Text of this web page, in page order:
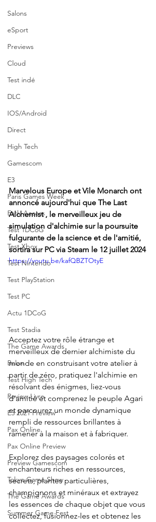
Salons
eSport
Previews
Cloud
Test indé
DLC
IOS/Android
Direct
High Tech
Gamescom
E3
Paris Games Week
Early Access
Test 1DCoG
Test Xbox
Test Nintendo
Test PlayStation
Test PC
Actu 1DCoG
Test Stadia
The Game Awards
Balan
Test High Tech
Review Livre
E3 2021 Preview
Pax Online
Pax Online Preview
Preview Gamescom
Tokyo Game Show
The Game Awards
Summer Game Fest
Marvelous Europe et Vile Monarch ont
annoncé aujourd'hui que The Last
Alchemist , le merveilleux jeu de
simulation d'alchimie sur la poursuite
fulgurante de la science et de l'amitié,
sortira sur PC via Steam le 12 juillet 2024
https://youtu.be/kafQBZTOtyE
Acceptez votre rôle étrange et
merveilleux de dernier alchimiste du
monde en construisant votre atelier à
partir de zéro, pratiquez l'alchimie en
résolvant des énigmes, liez-vous
d'amitié et comprenez le peuple Agari
et parcourez un monde dynamique
rempli de ressources brillantes à
ramener à la maison et à fabriquer.
Explorez des paysages colorés et
enchanteurs riches en ressources,
secrets, plantes particulières,
champignons et minéraux et extrayez
les essences de chaque objet que vous
collectez, fusionnez-les et obtenez les